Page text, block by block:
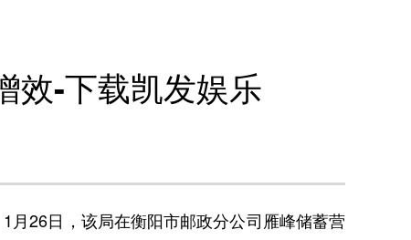
效-下载凯发娱乐
26日，该局在衡阳市邮政分公司雁峰储蓄营